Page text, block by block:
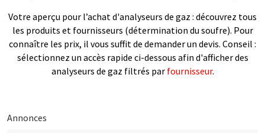
Votre aperçu pour l’achat d'analyseurs de gaz : découvrez tous
les produits et fournisseurs (détermination du soufre). Pour
connaître les prix, il vous suffit de demander un devis. Conseil :
sélectionnez un accès rapide ci-dessous afin d'afficher des
analyseurs de gaz filtrés par fournisseur.
Annonces